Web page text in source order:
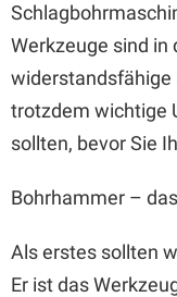
Werkzeuge sind in
widerstandsfähige
trotzdem wichtige
sollten, bevor Sie
Bohrhammer –
Als erstes sollten
Er ist das